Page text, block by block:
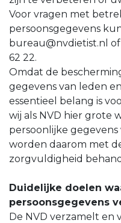
Voor vragen met
persoonsgegevens
bureau@nvdietist.nl
62 22.
Omdat de
gegevens van leden
essentieel belang is
wij als NVD hier grote
persoonlijke
worden daarom met
zorgvuldigheid
Duidelijke doelen
persoonsgegevens
De NVD verzamelt en